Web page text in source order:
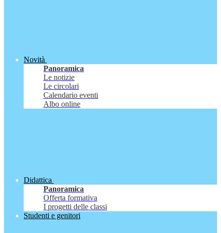
Novità
Panoramica
Le notizie
Le circolari
Calendario eventi
Albo online
Didattica
Panoramica
Offerta formativa
I progetti delle classi
Studenti e genitori